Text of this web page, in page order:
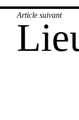
Article suivant
Publication
suivante :